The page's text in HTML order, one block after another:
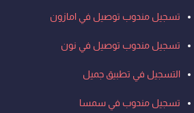
تسجيل مندوب توصيل في امازون
تسجيل مندوب توصيل في نون
التسجيل في تطبيق جميل
تسجيل مندوب في سمسا